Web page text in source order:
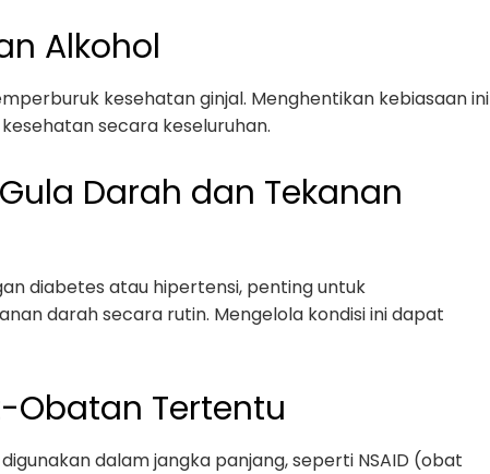
Alkohol
kesehatan ginjal. Menghentikan kebiasaan ini
secara keseluruhan.
Darah dan Tekanan
diabetes atau hipertensi, penting untuk
darah secara rutin. Mengelola kondisi ini dapat
Obatan Tertentu
dalam jangka panjang, seperti NSAID (obat